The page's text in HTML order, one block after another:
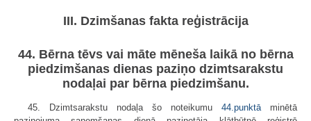
III. Dzimšanas fakta reģistrācija
44. Bērna tēvs vai māte mēneša laikā no bērna
piedzimšanas dienas paziņo dzimtsarakstu
nodaļai par bērna piedzimšanu.
45. Dzimtsarakstu nodaļa šo noteikumu 44.punktā minētā